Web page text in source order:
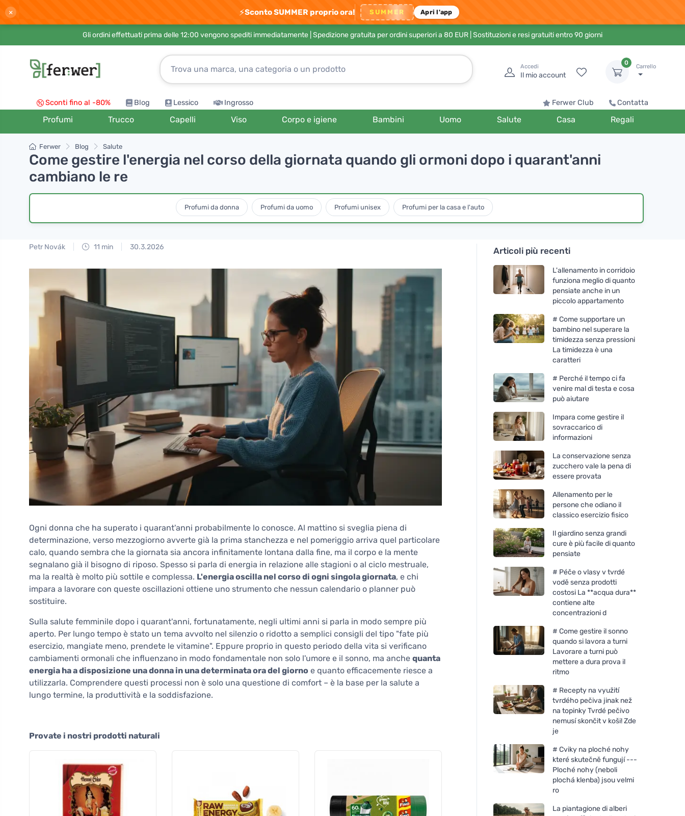
× ⚡Sconto SUMMER proprio ora! SUMMER Apri l'app
Gli ordini effettuati prima delle 12:00 vengono spediti immediatamente | Spedizione gratuita per ordini superiori a 80 EUR | Sostituzioni e resi gratuiti entro 90 giorni
Accedi
Il mio account
0
Carrello
Sconti fino al -80% Blog Lessico Ingrosso Ferwer Club Contatta
Profumi Trucco Capelli Viso Corpo e igiene Bambini Uomo Salute Casa Regali
Ferwer Blog Salute
Come gestire l'energia nel corso della giornata quando gli ormoni dopo i quarant'anni
cambiano le re
Profumi da donna Profumi da uomo Profumi unisex Profumi per la casa e l'auto
Petr Novák 11 min 30.3.2026
Ogni donna che ha superato i quarant'anni probabilmente lo conosce. Al mattino si sveglia piena di
determinazione, verso mezzogiorno avverte già la prima stanchezza e nel pomeriggio arriva quel particolare
calo, quando sembra che la giornata sia ancora infinitamente lontana dalla fine, ma il corpo e la mente
segnalano già il bisogno di riposo. Spesso si parla di energia in relazione alle stagioni o al ciclo mestruale,
ma la realtà è molto più sottile e complessa. L'energia oscilla nel corso di ogni singola giornata, e chi
impara a lavorare con queste oscillazioni ottiene uno strumento che nessun calendario o planner può
sostituire.
Sulla salute femminile dopo i quarant'anni, fortunatamente, negli ultimi anni si parla in modo sempre più
aperto. Per lungo tempo è stato un tema avvolto nel silenzio o ridotto a semplici consigli del tipo "fate più
esercizio, mangiate meno, prendete le vitamine". Eppure proprio in questo periodo della vita si verificano
cambiamenti ormonali che influenzano in modo fondamentale non solo l'umore e il sonno, ma anche quanta
energia ha a disposizione una donna in una determinata ora del giorno e quanto efficacemente riesce a
utilizzarla. Comprendere questi processi non è solo una questione di comfort – è la base per la salute a
lungo termine, la produttività e la soddisfazione.
Provate i nostri prodotti naturali
Articoli più recenti
L'allenamento in corridoio
funziona meglio di quanto
pensiate anche in un
piccolo appartamento
# Come supportare un
bambino nel superare la
timidezza senza pressioni
La timidezza è una
caratteri
# Perché il tempo ci fa
venire mal di testa e cosa
può aiutare
Impara come gestire il
sovraccarico di
informazioni
La conservazione senza
zucchero vale la pena di
essere provata
Allenamento per le
persone che odiano il
classico esercizio fisico
Il giardino senza grandi
cure è più facile di quanto
pensiate
# Péče o vlasy v tvrdé
vodě senza prodotti
costosi La **acqua dura**
contiene alte
concentrazioni d
# Come gestire il sonno
quando si lavora a turni
Lavorare a turni può
mettere a dura prova il
ritmo
# Recepty na využití
tvrdého pečiva jinak než
na topinky Tvrdé pečivo
nemusí skončit v koši! Zde
je
# Cviky na ploché nohy
které skutečně fungují ---
Ploché nohy (neboli
plochá klenba) jsou velmi
ro
La piantagione di alberi